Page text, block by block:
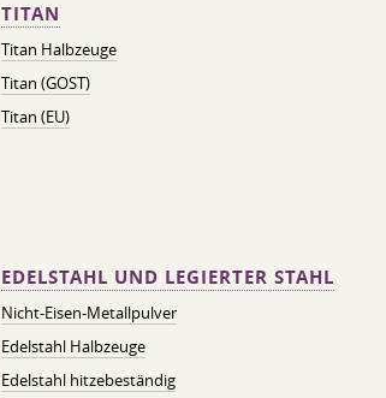
TITAN
Titan Halbzeuge
Titan (GOST)
Titan (EU)
EDELSTAHL UND LEGIERTER STAHL
Nicht-Eisen-Metallpulver
Edelstahl Halbzeuge
Edelstahl hitzebeständig